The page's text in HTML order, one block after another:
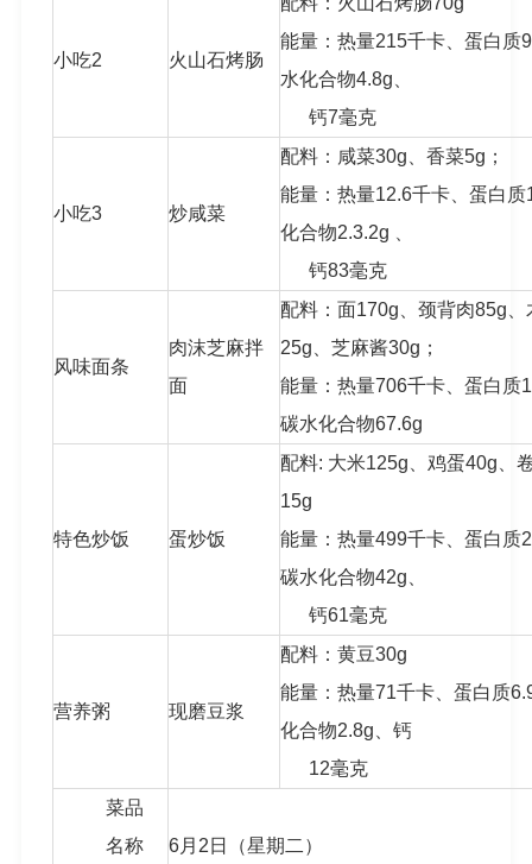
小吃2 火山石烤肠
能量：热量215千卡、蛋白质
水化合物4.8g、
钙7毫克
小吃3 炒咸菜
配料：咸菜30g、香菜5g；
能量：热量12.6千卡、蛋白
化合物2.3.2g 、
钙83毫克
风味面条
肉沫芝麻拌
面
配料：面170g、颈背肉85g
25g、芝麻酱30g；
能量：热量706千卡、蛋白质
碳水化合物67.6g
特色炒饭 蛋炒饭
配料: 大米125g、鸡蛋40g、
15g
能量：热量499千卡、蛋白质
碳水化合物42g、
钙61毫克
营养粥 现磨豆浆
配料：黄豆30g
能量：热量71千卡、蛋白质
化合物2.8g、钙
12毫克
菜品
名称
6月2日（星期二）